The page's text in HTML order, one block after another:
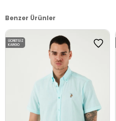
Benzer Ürünler
ÜCRETSIZ
KARGO